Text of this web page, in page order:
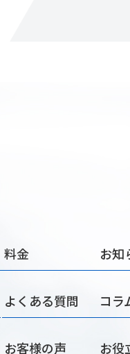
料金
よくある質問
お客様の声
お知
コラ
お役